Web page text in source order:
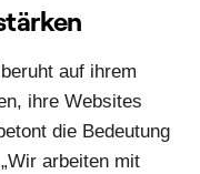
auf ihrem
ihre Websites
die Bedeutung
arbeiten mit